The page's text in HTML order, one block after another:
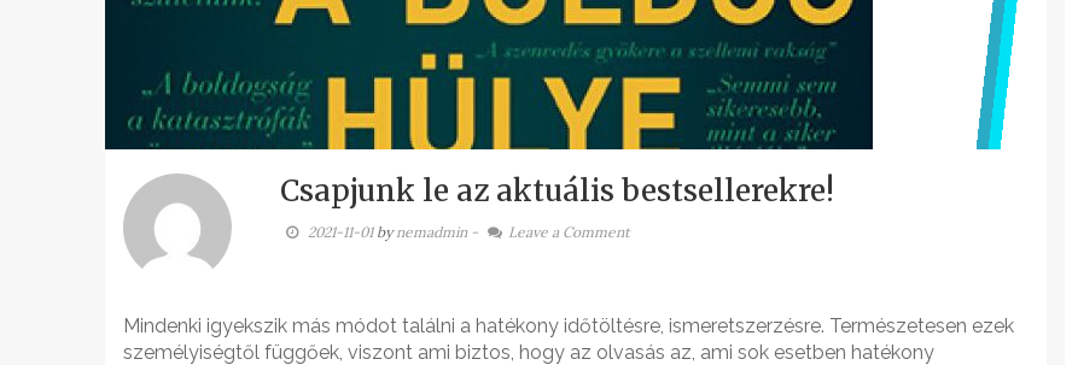
Csapjunk le az aktuális bestsellerekre!
2021-11-01bynemadmin - Leave a Comment
Mindenki igyekszik más módot találni a hatékony időtöltésre, ismeretszerzésre. Természetesen ezek
személyiségtől függőek, viszont ami biztos, hogy az olvasás az, ami sok esetben hatékony